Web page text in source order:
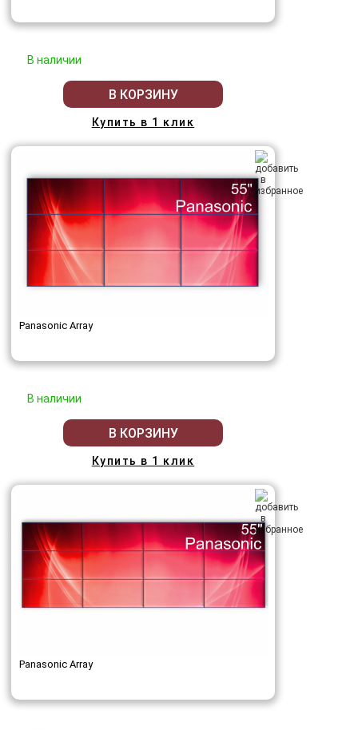
В наличии
В КОРЗИНУ
Купить в 1 клик
Panasonic Array
В наличии
В КОРЗИНУ
Купить в 1 клик
Panasonic Array